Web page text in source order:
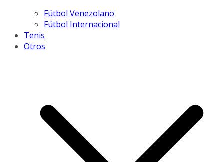
Fútbol Venezolano
Fútbol Internacional
Tenis
Otros